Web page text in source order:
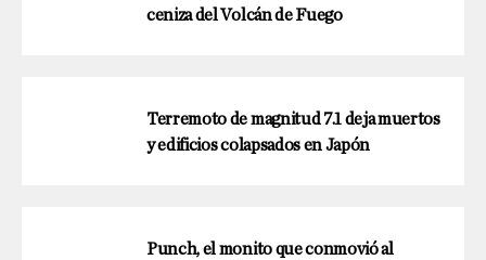
ceniza del Volcán de Fuego
Terremoto de magnitud 7.1 deja muertos
y edificios colapsados en Japón
Punch, el monito que conmovió al